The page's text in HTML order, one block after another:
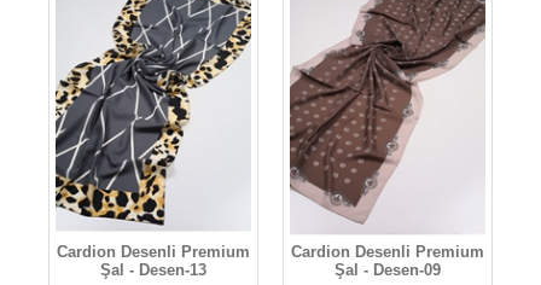
Cardion Desenli Premium
Şal - Desen-13
Cardion Desenli Premium
Şal - Desen-09